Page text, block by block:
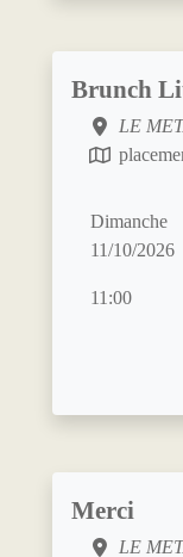
Brunch
LE
Dimanche
11/10/2026
11:00
Merci
LE